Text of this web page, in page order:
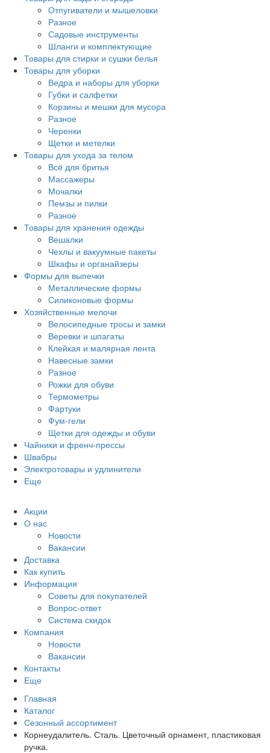
Отпугиватели и мышеловки
Разное
Садовые инструменты
Шланги и комплектующие
Товары для стирки и сушки белья
Товары для уборки
Ведра и наборы для уборки
Губки и салфетки
Корзины и мешки для мусора
Разное
Черенки
Щетки и метелки
Товары для ухода за телом
Всё для бритья
Массажеры
Мочалки
Пемзы и пилки
Разное
Товары для хранения одежды
Вешалки
Чехлы и вакуумные пакеты
Шкафы и органайзеры
Формы для выпечки
Металлические формы
Силиконовые формы
Хозяйственные мелочи
Велосипедные тросы и замки
Веревки и шпагаты
Клейкая и малярная лента
Навесные замки
Разное
Рожки для обуви
Термометры
Фартуки
Фум-гели
Щетки для одежды и обуви
Чайники и френч-прессы
Швабры
Электротовары и удлинители
Еще
Акции
О нас
Новости
Вакансии
Доставка
Как купить
Информация
Советы для покупателей
Вопрос-ответ
Система скидок
Компания
Новости
Вакансии
Контакты
Еще
Главная
Каталог
Сезонный ассортимент
Корнеудалитель. Сталь. Цветочный орнамент, пластиковая
ручка.